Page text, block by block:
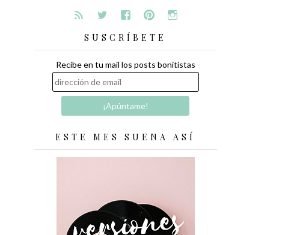
SUSCRÍBETE
Recibe en tu mail los posts bonitistas
ESTE MES SUENA ASÍ